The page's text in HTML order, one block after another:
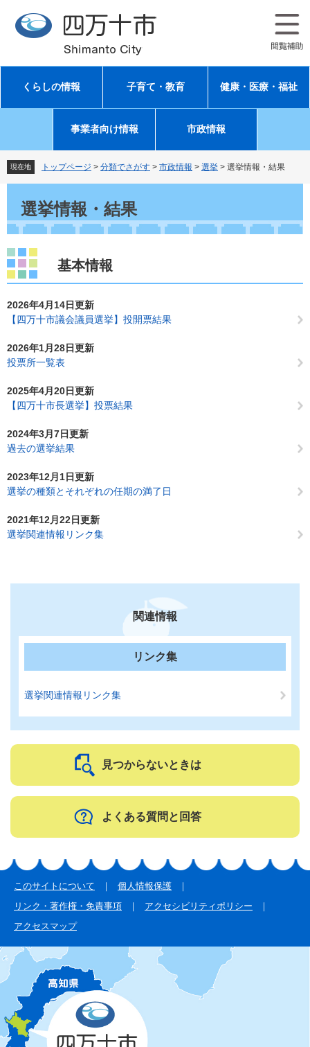
先
す
を
し
文
くらしの情報 子育て・教育 健康・医療・福祉
事業者向け情報 市政情報
現在地 トップページ > 分類でさがす > 市政情報 > 選挙 > 選挙情報・結果
選挙情報・結果
基本情報
2026年4月14日更新
【四万十市議会議員選挙】投開票結果
2026年1月28日更新
投票所一覧表
2025年4月20日更新
【四万十市長選挙】投票結果
2024年3月7日更新
過去の選挙結果
2023年12月1日更新
選挙の種類とそれぞれの任期の満了日
2021年12月22日更新
選挙関連情報リンク集
関連情報
リンク集
選挙関連情報リンク集
見つからないときは
よくある質問と回答
このサイトについて
個人情報保護
リンク・著作権・免責事項
アクセシビリティポリシー
アクセスマップ